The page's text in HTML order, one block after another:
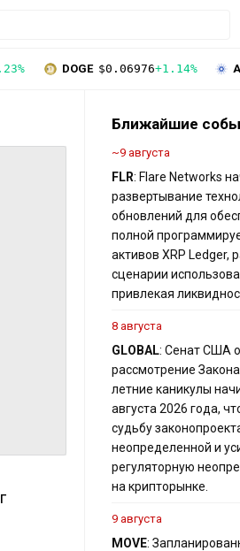
DOGE $0.06976+1.14%
Ближайшие
~9 августа
FLR: Flare Networks
развертывание
обновлений для
полной
активов XRP Ledger,
сценарии
привлекая
8 августа
GLOBAL: Сенат США
рассмотрение
летние каникулы
августа 2026 года,
судьбу
неопределенной и
регуляторную
на крипторынке.
9 августа
MOVE: